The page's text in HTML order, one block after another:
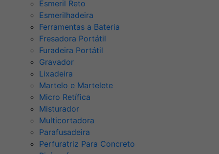
Esmeril Reto
Esmerilhadeira
Ferramentas a Bateria
Fresadora Portátil
Furadeira Portátil
Gravador
Lixadeira
Martelo e Martelete
Micro Retífica
Misturador
Multicortadora
Parafusadeira
Perfuratriz Para Concreto